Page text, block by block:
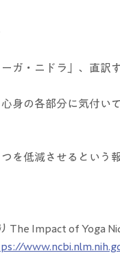
ガ・ニドラ」、直訳
身の各部分に気付い
を低減させるという
The Impact of Yoga